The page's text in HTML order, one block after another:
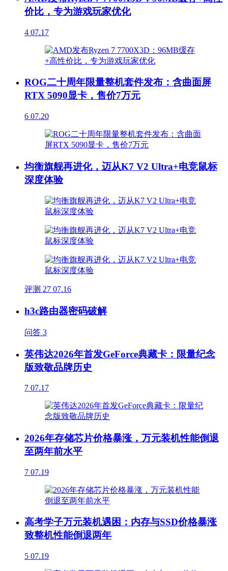
价比，专为游戏玩家优化
4 07.17
ROG二十周年限量整机套件发布：含曲面屏
RTX 5090显卡，售价7万元
6 07.20
均衡旗舰再进化，迈从K7 V2 Ultra+电竞鼠标
深度体验
评测 27 07.16
h3c路由器密码破解
问答 3
英伟达2026年首发GeForce典藏卡：限量纪念
版致敬品牌历史
7 07.17
2026年存储芯片价格暴涨，万元装机性能倒退
至两年前水平
7 07.19
高考学子万元装机遇困：内存与SSD价格暴涨
致整机性能倒退两年
5 07.19